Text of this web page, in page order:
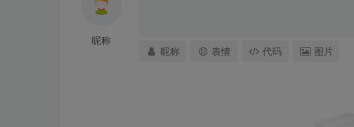
昵称
昵称 表情 代码 图片